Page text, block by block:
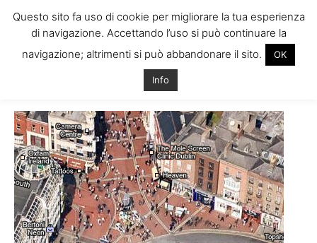
Questo sito fa uso di cookie per migliorare la tua esperienza
di navigazione. Accettando l’uso si può continuare la
navigazione; altrimenti si può abbandonare il sito.
OK
Info